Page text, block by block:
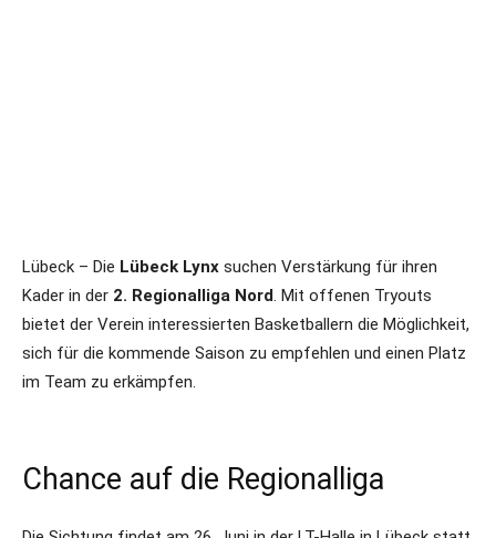
Lübeck – Die Lübeck Lynx suchen Verstärkung für ihren
Kader in der 2. Regionalliga Nord. Mit offenen Tryouts
bietet der Verein interessierten Basketballern die Möglichkeit,
sich für die kommende Saison zu empfehlen und einen Platz
im Team zu erkämpfen.
Chance auf die Regionalliga